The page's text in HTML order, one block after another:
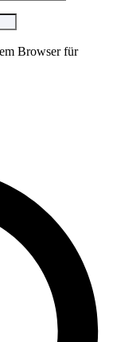
Browser für